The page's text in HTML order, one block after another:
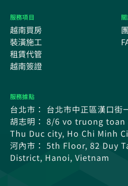
服務項目
越南買房
裝潢施工
租賃代管
越南簽證
服務據點
台北市： 台北市中正區漢口街
胡志明： 8/6 vo truong
Thu Duc city, Ho Chi Minh
河內市： 5th Floor, 82 Duy
District, Hanoi, Vietnam